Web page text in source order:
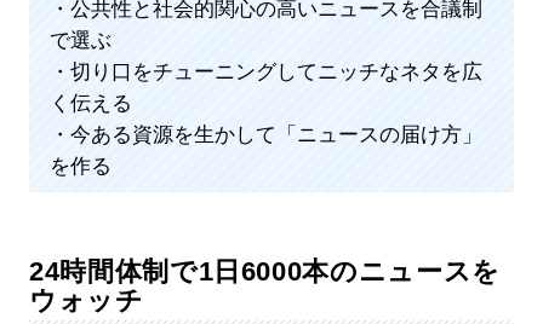
・公共性と社会的関心の高いニュースを合議制
で選ぶ
・切り口をチューニングしてニッチなネタを広
く伝える
・今ある資源を生かして「ニュースの届け方」
を作る
24時間体制で1日6000本のニュースを
ウォッチ